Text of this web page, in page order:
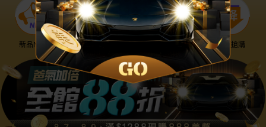
新品NEW 降價搶購